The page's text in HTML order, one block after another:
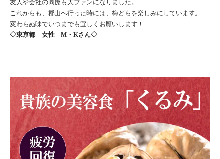
友人や会社の同僚も大ファンになりました。
これからも、郡山へ行った時には、梅どらを楽しみにしています。
変わらぬ味でいつまでも宜しくお願いします！
◇東京都 女性 M・Kさん◇